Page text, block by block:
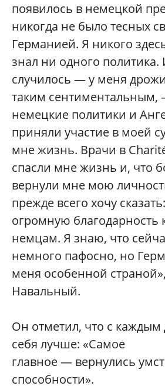
появилось в немецкой
никогда не было тесных
Германией. Я никого
знал ни одного политика.
случилось — у меня
таким сентиментальным,
немецкие политики и
приняли участие в моей
мне жизнь. Врачи в
спасли мне жизнь и, что
вернули мне мою
прежде всего хочу
огромную благодарность
немцам. Я знаю, что
немного пафосно, но
меня особенной
Навальный.
Он отметил, что с каждым
себя лучше: «Самое
главное — вернулись
способности».